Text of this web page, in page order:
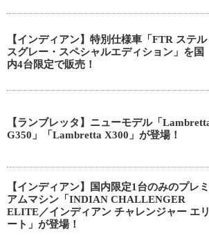
【インディアン】特別仕様車「FTR ステル
スグレー・スペシャルエディション」を国
内4台限定で販売！
【ランブレッタ】ニューモデル「
G350」「Lambretta X300」が登場！
【インディアン】国内限定1台のみのプレミ
アムマシン「INDIAN CHALLENGER
ELITE／インディアン チャレンジャー エリ
ート」が登場！